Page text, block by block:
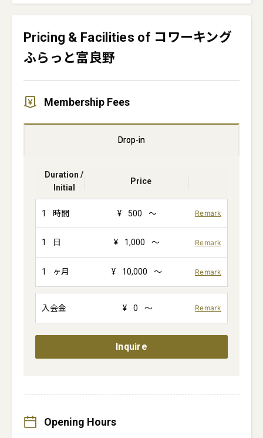
Pricing & Facilities of コワーキング
ふらっと富良野
Membership Fees
Drop-in
Duration /
Initial
Price
1 時間 ¥ 500 ～ Remark
1 日 ¥ 1,000 ～ Remark
1 ヶ月 ¥ 10,000 ～ Remark
入会金 ¥ 0 ～ Remark
Inquire
Opening Hours